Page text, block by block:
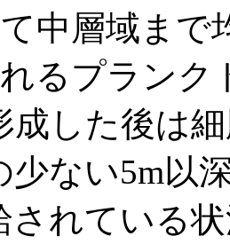
中層域まで
るプランク
成した後は
少ない5m以
されている